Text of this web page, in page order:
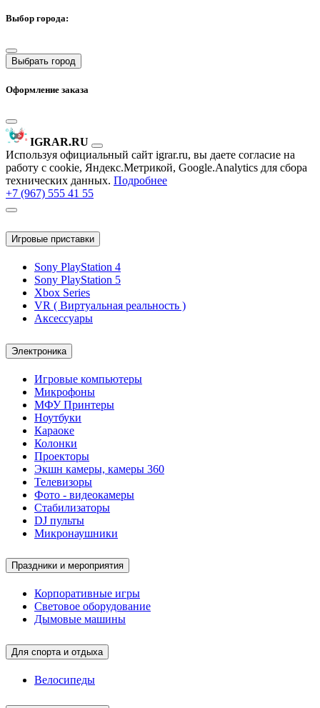
Выбор города:
Выбрать город
Оформление заказа
IGRAR.RU
Используя официальный сайт igrar.ru, вы даете согласие на
работу с cookie, Яндекс.Метрикой, Google.Analytics для сбора
технических данных. Подробнее
+7 (967) 555 41 55
Игровые приставки
Sony PlayStation 4
Sony PlayStation 5
Xbox Series
VR ( Виртуальная реальность )
Аксессуары
Электроника
Игровые компьютеры
Микрофоны
МФУ Принтеры
Ноутбуки
Караоке
Колонки
Проекторы
Экшн камеры, камеры 360
Телевизоры
Фото - видеокамеры
Стабилизаторы
DJ пульты
Микронаушники
Праздники и мероприятия
Корпоративные игры
Световое оборудование
Дымовые машины
Для спорта и отдыха
Велосипеды